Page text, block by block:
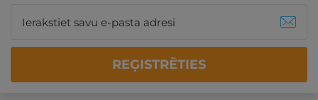
REĢISTRĒTIES